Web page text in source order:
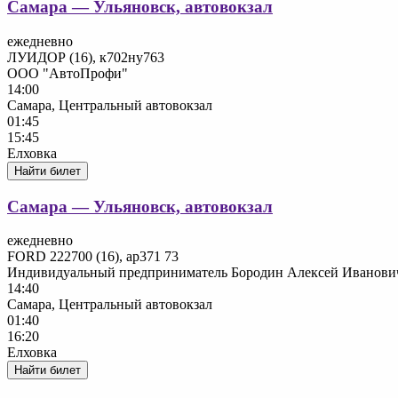
Самара — Ульяновск, автовокзал
ежедневно
ЛУИДОР (16), к702ну763
ООО "АвтоПрофи"
14:00
Самара, Центральный автовокзал
01:45
15:45
Елховка
Найти билет
Самара — Ульяновск, автовокзал
ежедневно
FORD 222700 (16), ар371 73
Индивидуальный предприниматель Бородин Алексей
14:40
Самара, Центральный автовокзал
01:40
16:20
Елховка
Найти билет